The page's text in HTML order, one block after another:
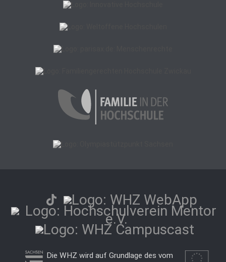
Die WHZ wird auf Grundlage des vom